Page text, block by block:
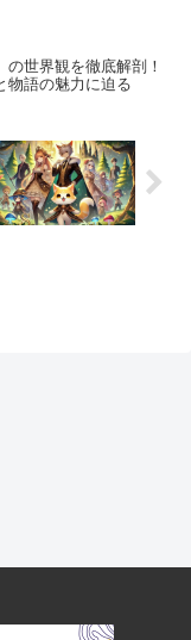
の世界観を徹底解剖！
物語の魅力に迫る